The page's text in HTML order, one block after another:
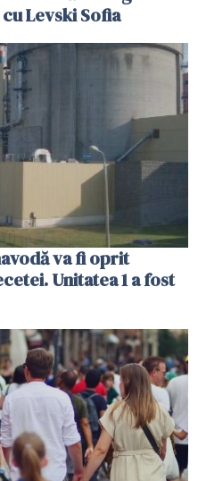
Levski Sofia
va fi oprit
Unitatea 1 a fost